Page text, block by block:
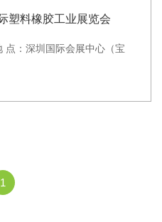
塑料橡胶工业展览会
点：深圳国际会展中心（宝
1